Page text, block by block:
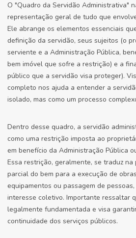
O "Quadro da Servidão Administrativa"
representação geral de tudo que
Ele abrange os elementos essenciais
definição da servidão, seus sujeitos (o
serviente e a Administração Pública,
bem imóvel que sofre a restrição) e a
público que a servidão visa proteger).
completo nos ajuda a entender a
isolado, mas como um processo
Dentro desse quadro, a servidão
como uma restrição imposta ao
em benefício da Administração Pública
Essa restrição, geralmente, se traduz na
parcial do bem para a execução de
equipamentos ou passagem de
interesse coletivo. Importante ressaltar
legalmente fundamentada e visa
continuidade dos serviços públicos.